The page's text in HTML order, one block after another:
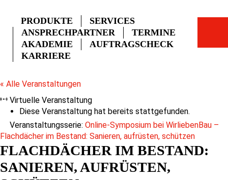
PRODUKTE
SERVICES
ANSPRECHPARTNER
TERMINE
AKADEMIE
AUFTRAGSCHECK
KARRIERE
« Alle Veranstaltungen
Virtuelle Veranstaltung
Diese Veranstaltung hat bereits stattgefunden.
Veranstaltungsserie: Online-Symposium bei WirliebenBau –
Flachdächer im Bestand: Sanieren, aufrüsten, schützen
FLACHDÄCHER IM BESTAND:
SANIEREN, AUFRÜSTEN,